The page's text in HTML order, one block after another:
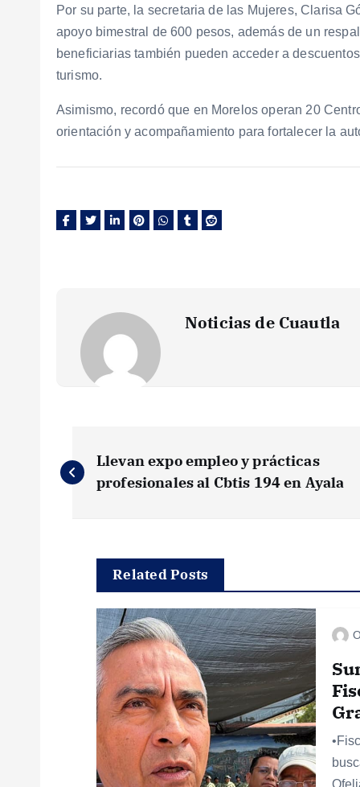
Por su parte, la secretaria de las Mujeres, Clarisa
apoyo bimestral de 600 pesos, además de un
beneficiarias también pueden acceder a
turismo.
Asimismo, recordó que en Morelos operan 20
orientación y acompañamiento para fortalecer la
Noticias de Cuautla
a
Llevan expo empleo y prácticas
profesionales al Cbtis 194 en Ayala
Related Posts